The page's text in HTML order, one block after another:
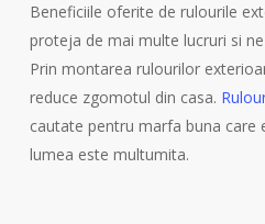
Beneficiile oferite de rulourile
proteja de mai multe lucruri si
Prin montarea rulourilor
reduce zgomotul din casa.
cautate pentru marfa buna care
lumea este multumita.